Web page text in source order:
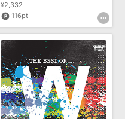
¥2,332
116pt